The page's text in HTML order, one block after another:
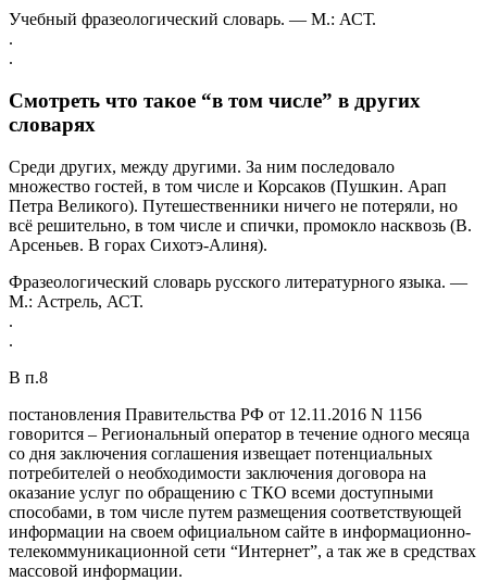
Учебный фразеологический словарь. — М.: АСТ.
.
.
Смотреть что такое “в том числе” в других
словарях
Среди других, между другими. За ним последовало
множество гостей, в том числе и Корсаков (Пушкин. Арап
Петра Великого). Путешественники ничего не потеряли, но
всё решительно, в том числе и спички, промокло насквозь (В.
Арсеньев. В горах Сихотэ-Алиня).
Фразеологический словарь русского литературного языка. —
М.: Астрель, АСТ.
.
.
В п.8
постановления Правительства РФ от 12.11.2016 N 1156
говорится – Региональный оператор в течение одного месяца
со дня заключения соглашения извещает потенциальных
потребителей о необходимости заключения договора на
оказание услуг по обращению с ТКО всеми доступными
способами, в том числе путем размещения соответствующей
информации на своем официальном сайте в информационно-
телекоммуникационной сети “Интернет”, а так же в средствах
массовой информации.